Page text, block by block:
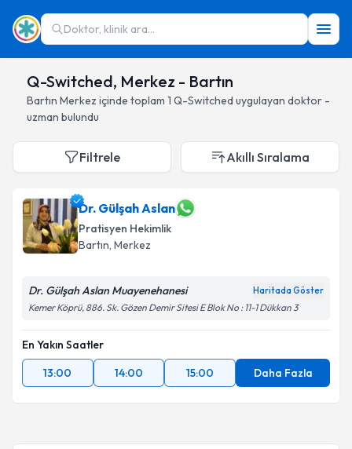
Doktor, klinik ara...
Q-Switched, Merkez - Bartın
Bartın Merkez içinde toplam 1 Q-Switched uygulayan doktor -
uzman bulundu
Filtrele Akıllı Sıralama
Dr. Gülşah Aslan
Pratisyen Hekimlik
Bartın, Merkez
Dr. Gülşah Aslan Muayenehanesi Haritada Göster
Kemer Köprü, 886. Sk. Gözen Demir Sitesi E Blok No : 11-1 Dükkan 3
En Yakın Saatler
13:00
14:00 15:00 Daha Fazla